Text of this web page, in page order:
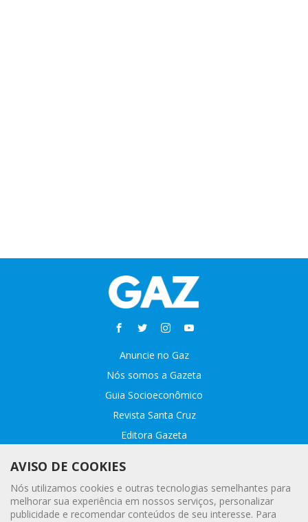
Anuncie no Gaz
Nós somos a Gazeta
Guia Socioeconômico
Revista Santa Cruz
Editora Gazeta
Fale conosco
Webmail
Assinatura Premiada
AVISO DE COOKIES
Nós utilizamos cookies e outras tecnologias semelhantes para
melhorar sua experiência em nossos serviços, personalizar
publicidade e recomendar conteúdos de seu interesse. Para